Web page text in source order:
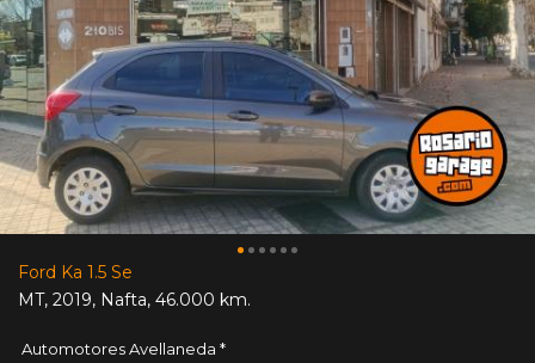
Ford Ka 1.5 Se
MT, 2019, Nafta, 46.000 km.
Automotores Avellaneda *